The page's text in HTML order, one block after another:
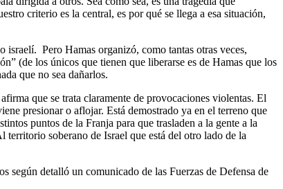
criterio es la central, es por qué se llega a esa situación,
israelí. Pero Hamas organizó, como tantas otras veces,
(de los únicos que tienen que liberarse es de Hamas que los
que no sea dañarlos.
que se trata claramente de provocaciones violentas. El
presionar o aflojar. Está demostrado ya en el terreno que
puntos de la Franja para que trasladen a la gente a la
soberano de Israel que está del otro lado de la
según detalló un comunicado de las Fuerzas de Defensa de